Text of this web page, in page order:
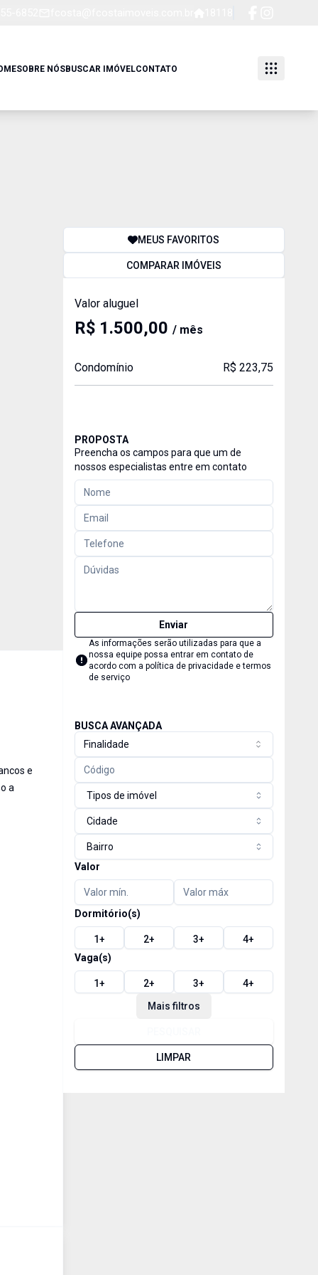
SOBRE NÓSBUSCAR IMÓVELCONTATO
e
a
MEUS FAVORITOS
COMPARAR IMÓVEIS
Valor aluguel
R$ 1.500,00 / mês
Condomínio R$ 223,75
PROPOSTA
Preencha os campos para que um de
nossos especialistas entre em contato
Enviar
As informações serão utilizadas para que a
nossa equipe possa entrar em contato de
acordo com a política de privacidade e termos
de serviço
BUSCA AVANÇADA
Finalidade
Tipos de imóvel
Cidade
Bairro
Valor
Dormitório(s)
1+ 2+ 3+ 4+
Vaga(s)
1+ 2+ 3+ 4+
Mais filtros
LIMPAR